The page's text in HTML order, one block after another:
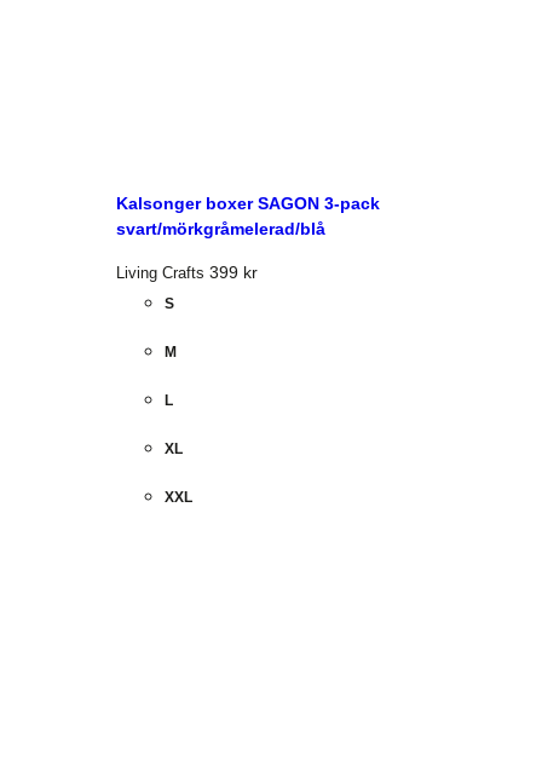
Kalsonger boxer SAGON 3-pack
svart/mörkgråmelerad/blå
Living Crafts 399 kr
S
M
L
XL
XXL